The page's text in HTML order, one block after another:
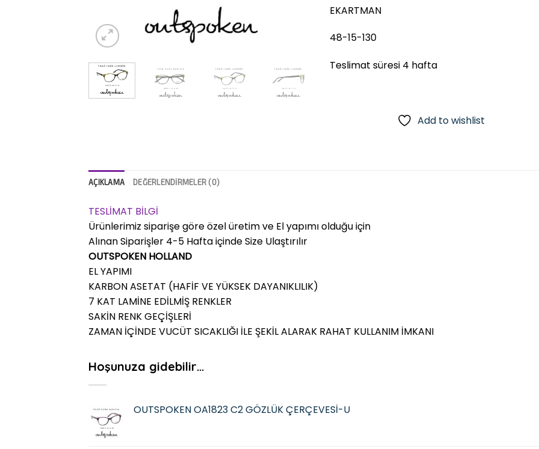
EKARTMAN
48-15-130
Teslimat süresi 4 hafta
Add to wishlist
AÇIKLAMA DEĞERLENDIRMELER (0)
TESLİMAT BİLGİ
Ürünlerimiz siparişe göre özel üretim ve El yapımı olduğu için
Alınan Siparişler 4-5 Hafta içinde Size Ulaştırılır
OUTSPOKEN HOLLAND
EL YAPIMI
KARBON ASETAT (HAFİF VE YÜKSEK DAYANIKLILIK)
7 KAT LAMİNE EDİLMİŞ RENKLER
SAKİN RENK GEÇİŞLERİ
ZAMAN İÇİNDE VUCÜT SICAKLIĞI İLE ŞEKİL ALARAK RAHAT KULLANIM İMKANI
Hoşunuza gidebilir…
OUTSPOKEN OA1823 C2 GÖZLÜK ÇERÇEVESİ-U